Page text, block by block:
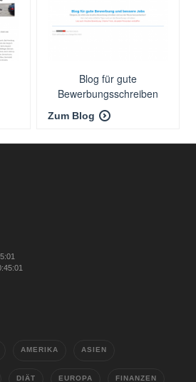
Blog für gute
Bewerbungsschreiben
Zum Blog
AMERIKA ASIEN
DIÄT EUROPA FINANZEN